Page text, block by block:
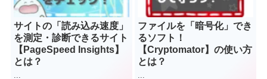
サイトの「読み込み速度」
を測定・診断できるサイト
【PageSpeed Insights】
とは？
ファイルを「暗号化」でき
るソフト！
【Cryptomator】の使い方
とは？